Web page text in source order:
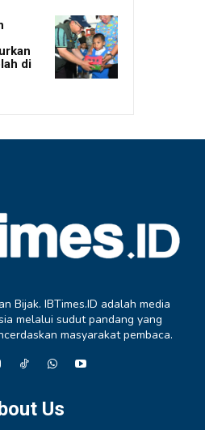
di
Bijak. IBTimes.ID adalah media
melalui sudut pandang yang
masyarakat pembaca.
Us